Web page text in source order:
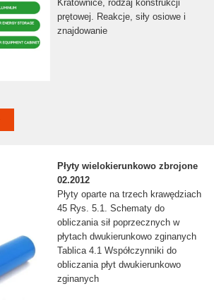
Kratownice, rodzaj konstrukcji
prętowej. Reakcje, siły osiowe i
znajdowanie
Płyty wielokierunkowo zbrojone
02.2012
Płyty oparte na trzech krawędziach
45 Rys. 5.1. Schematy do
obliczania sił poprzecznych w
płytach dwukierunkowo zginanych
Tablica 4.1 Współczynniki do
obliczania płyt dwukierunkowo
zginanych